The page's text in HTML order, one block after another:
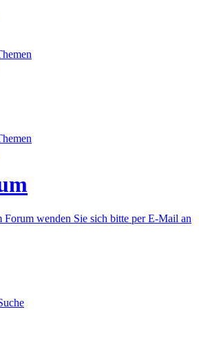
wenden Sie sich bitte per E-Mail an